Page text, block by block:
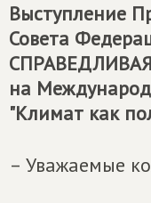
Выступление
Совета
на
"Климат как
– Уважаемые